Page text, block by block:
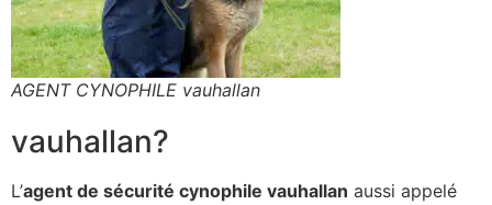
AGENT CYNOPHILE vauhallan
vauhallan?
L’agent de sécurité cynophile vauhallan aussi appelé